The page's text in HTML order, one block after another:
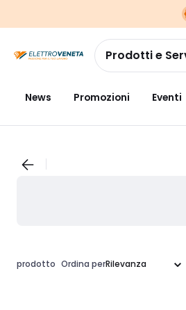
navigazionealla
pagina
Prodotti e
News Promozioni Eventi
prodotto Ordina per